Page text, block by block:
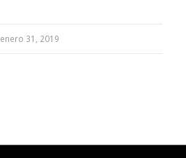
enero 31, 2019